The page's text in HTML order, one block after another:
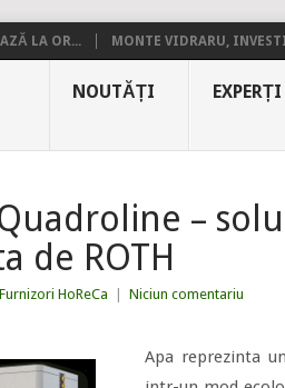
LA OR... MONTE VIDRARU,
NOUTĂȚI EXPERȚI
–
de ROTH
Furnizori HoReCa Niciun comentariu
Apa reprezinta